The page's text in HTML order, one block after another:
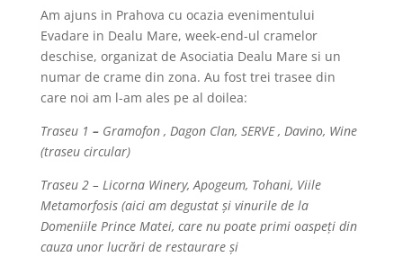
Am ajuns in Prahova cu ocazia evenimentului
Evadare in Dealu Mare, week-end-ul cramelor
deschise, organizat de Asociatia Dealu Mare si un
numar de crame din zona. Au fost trei trasee din
care noi am l-am ales pe al doilea:
Traseu 1 – Gramofon , Dagon Clan, SERVE , Davino, Wine
(traseu circular)
Traseu 2– Licorna Winery, Apogeum, Tohani, Viile
Metamorfosis (aici am degustat și vinurile de la
Domeniile Prince Matei, care nu poate primi oaspeți din
cauza unor lucrări de restaurare și